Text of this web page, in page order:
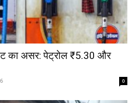
का असर: पेट्रोल ₹5.30 और
0